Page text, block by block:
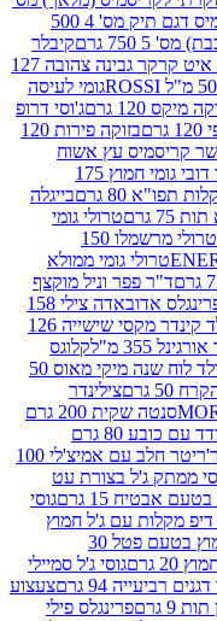
ABK מארז ממתקים גדול לקריסמיס דגם תיק מס' 4 500
קיבלר
צ'יז איט קרקר גבינה צהובה 127
גומי לעיסה
ג'וסי דרופ
בזוקה פירות 120
עץ אשוח
הריבו דובי גומי חמוץ 175
בייגלה
טרולי גומי
טרולי מרשמלו 150
גומי ממולא
וניל מוקצף
פרינגלס אדובאדה צילי 158
שוקולד קינדר מקסי שישייה 126
קלוגס
גונץ שוקולד לוח שנה מיקי מאוס 50
צילינדר
סנטה שקית 200 גרם
סנטה בודד עם כובע 80 גרם
ריטר חלב עם אמיצ'לי 100
בצורת עט
גוסי
ג'ל חמוץ
גומי דיפ מקלות עם ג'ל חמוץ בטעם פטל 30
גוסי ג'ל סמיילי
גרם
צעצוע
פילי